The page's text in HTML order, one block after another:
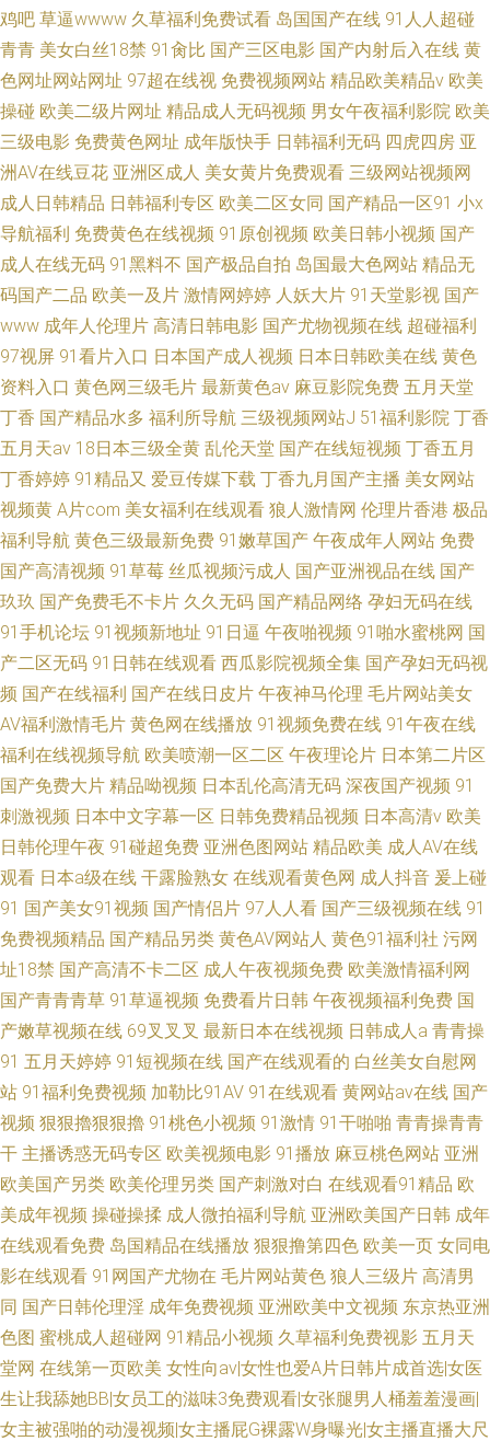
鸡吧 草逼wwww 久草福利免费试看 岛国国产在线 91人人超碰
青青 美女白丝18禁 91肏比 国产三区电影 国产内射后入在线 黄
色网址网站网址 97超在线视 免费视频网站 精品欧美精品v 欧美
操碰 欧美二级片网址 精品成人无码视频 男女午夜福利影院 欧美
三级电影 免费黄色网址 成年版快手 日韩福利无码 四虎四房 亚
洲AV在线豆花 亚洲区成人 美女黄片免费观看 三级网站视频网
成人日韩精品 日韩福利专区 欧美二区女同 国产精品一区91 小x
导航福利 免费黄色在线视频 91原创视频 欧美日韩小视频 国产
成人在线无码 91黑料不 国产极品自拍 岛国最大色网站 精品无
码国产二品 欧美一及片 激情网婷婷 人妖大片 91天堂影视 国产
www 成年人伦理片 高清日韩电影 国产尤物视频在线 超碰福利
97视屏 91看片入口 日本国产成人视频 日本日韩欧美在线 黄色
资料入口 黄色网三级毛片 最新黄色av 麻豆影院免费 五月天堂
丁香 国产精品水多 福利所导航 三级视频网站J 51福利影院 丁香
五月天av 18日本三级全黄 乱伦天堂 国产在线短视频 丁香五月
丁香婷婷 91精品又 爱豆传媒下载 丁香九月国产主播 美女网站
视频黄 A片com 美女福利在线观看 狼人激情网 伦理片香港 极品
福利导航 黄色三级最新免费 91嫩草国产 午夜成年人网站 免费
国产高清视频 91草莓 丝瓜视频污成人 国产亚洲视品在线 国产
玖玖 国产免费毛不卡片 久久无码 国产精品网络 孕妇无码在线
91手机论坛 91视频新地址 91日逼 午夜啪视频 91啪水蜜桃网 国
产二区无码 91日韩在线观看 西瓜影院视频全集 国产孕妇无码视
频 国产在线福利 国产在线日皮片 午夜神马伦理 毛片网站美女
AV福利激情毛片 黄色网在线播放 91视频免费在线 91午夜在线
福利在线视频导航 欧美喷潮一区二区 午夜理论片 日本第二片区
国产免费大片 精品呦视频 日本乱伦高清无码 深夜国产视频 91
刺激视频 日本中文字幕一区 日韩免费精品视频 日本高清v 欧美
日韩伦理午夜 91碰超免费 亚洲色图网站 精品欧美 成人AV在线
观看 日本a级在线 干露脸熟女 在线观看黄色网 成人抖音 爰上碰
91 国产美女91视频 国产情侣片 97人人看 国产三级视频在线 91
免费视频精品 国产精品另类 黄色AV网站人 黄色91福利社 污网
址18禁 国产高清不卡二区 成人午夜视频免费 欧美激情福利网
国产青青青草 91草逼视频 免费看片日韩 午夜视频福利免费 国
产嫩草视频在线 69叉叉叉 最新日本在线视频 日韩成人a 青青操
91 五月天婷婷 91短视频在线 国产在线观看的 白丝美女自慰网
站 91福利免费视频 加勒比91AV 91在线观看 黄网站av在线 国产
视频 狠狠擼狠狠擼 91桃色小视频 91激情 91干啪啪 青青操青青
干 主播诱惑无码专区 欧美视频电影 91播放 麻豆桃色网站 亚洲
欧美国产另类 欧美伦理另类 国产刺激对白 在线观看91精品 欧
美成年视频 操碰操揉 成人微拍福利导航 亚洲欧美国产日韩 成年
在线观看免费 岛国精品在线播放 狠狠撸第四色 欧美一页 女同电
影在线观看 91网国产尤物在 毛片网站黄色 狼人三级片 高清男
同 国产日韩伦理淫 成年免费视频 亚洲欧美中文视频 东京热亚洲
色图 蜜桃成人超碰网 91精品小视频 久草福利免费视影 五月天
堂网 在线第一页欧美 女性向av|女性也爱A片日韩片成首选|女医
生让我舔她BB|女员工的滋味3免费观看|女张腿男人桶羞羞漫画|
女主被强啪的动漫视频|女主播屁G裸露W身曝光|女主播直播大尺